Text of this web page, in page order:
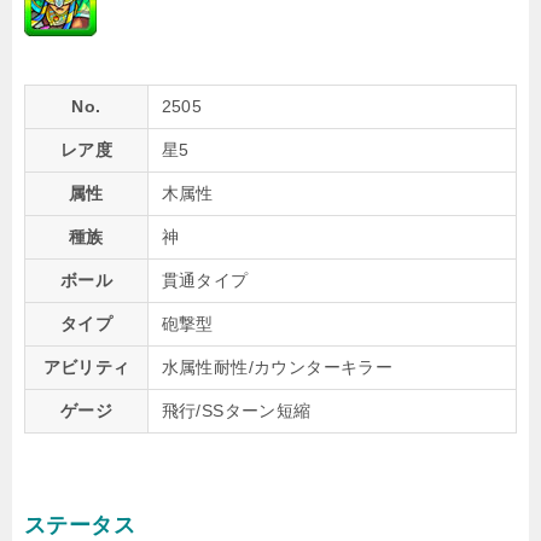
No. 2505
レア度 星5
属性 木属性
種族 神
ボール 貫通タイプ
タイプ 砲撃型
アビリティ 水属性耐性/カウンターキラー
ゲージ 飛行/SSターン短縮
ステータス